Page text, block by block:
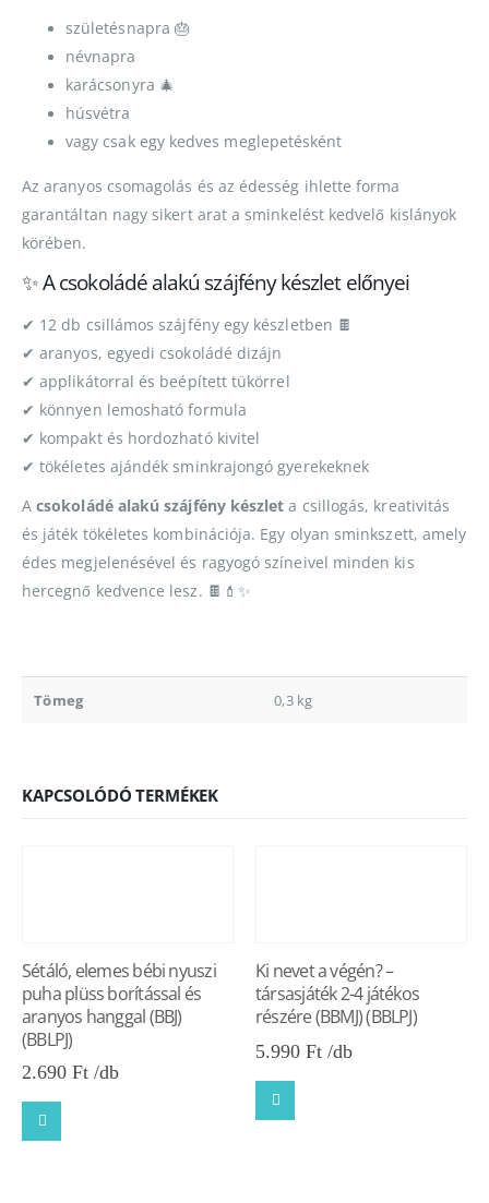
születésnapra 🎂
névnapra
karácsonyra 🎄
húsvétra
vagy csak egy kedves meglepetésként
Az aranyos csomagolás és az édesség ihlette forma
garantáltan nagy sikert arat a sminkelést kedvelő kislányok
körében.
✨ A csokoládé alakú szájfény készlet előnyei
✔ 12 db csillámos szájfény egy készletben 🍫
✔ aranyos, egyedi csokoládé dizájn
✔ applikátorral és beépített tükörrel
✔ könnyen lemosható formula
✔ kompakt és hordozható kivitel
✔ tökéletes ajándék sminkrajongó gyerekeknek
Acsokoládé alakú szájfény készlet a csillogás, kreativitás
és játék tökéletes kombinációja. Egy olyan sminkszett, amely
édes megjelenésével és ragyogó színeivel minden kis
hercegnő kedvence lesz. 🍫💄✨
Tömeg 0,3 kg
KAPCSOLÓDÓ TERMÉKEK
Sétáló, elemes bébi nyuszi
puha plüss borítással és
aranyos hanggal (BBJ)
(BBLPJ)
2.690 Ft
Ki nevet a végén? –
társasjáték 2-4 játékos
részére (BBMJ) (BBLPJ)
5.990 Ft